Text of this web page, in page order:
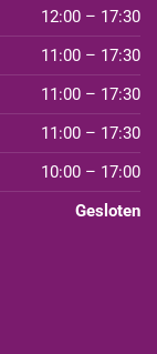
12:00 – 17:30
11:00 – 17:30
11:00 – 17:30
11:00 – 17:30
10:00 – 17:00
Gesloten